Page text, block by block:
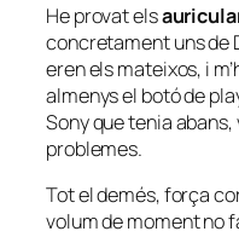
He provat els
concretament uns de
eren els mateixos, i
almenys el botó de
Sony que tenia
problemes.
Tot el demés, força
volum de moment no